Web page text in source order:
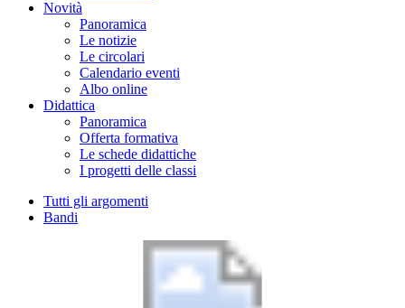
Novità
Panoramica
Le notizie
Le circolari
Calendario eventi
Albo online
Didattica
Panoramica
Offerta formativa
Le schede didattiche
I progetti delle classi
Tutti gli argomenti
Bandi